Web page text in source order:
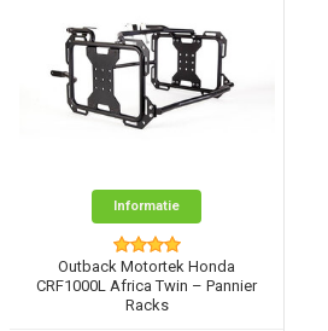
Informatie
Outback Motortek Honda
CRF1000L Africa Twin – Pannier
Racks